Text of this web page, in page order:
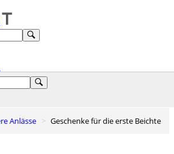
Anlässe Geschenke für die erste Beichte